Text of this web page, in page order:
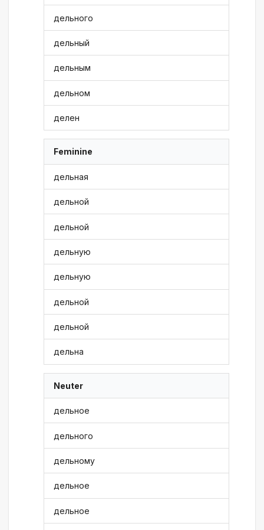
дельного
дельный
дельным
дельном
делен
Feminine
дельная
дельной
дельной
дельную
дельную
дельной
дельной
дельна
Neuter
дельное
дельного
дельному
дельное
дельное